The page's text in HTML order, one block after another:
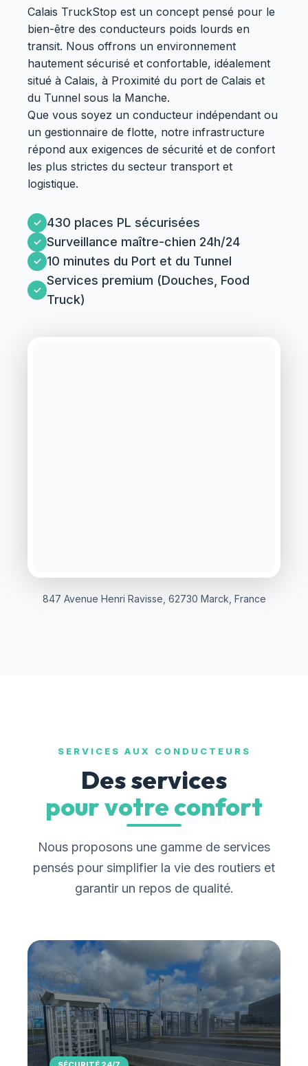
Calais TruckStop est un concept pensé pour le
bien-être des conducteurs poids lourds en
transit. Nous offrons un environnement
hautement sécurisé et confortable, idéalement
situé à Calais, à Proximité du port de Calais et
du Tunnel sous la Manche.
Que vous soyez un conducteur indépendant ou
un gestionnaire de flotte, notre infrastructure
répond aux exigences de sécurité et de confort
les plus strictes du secteur transport et
logistique.
430 places PL sécurisées
Surveillance maître-chien 24h/24
10 minutes du Port et du Tunnel
Services premium (Douches, Food
Truck)
847 Avenue Henri Ravisse, 62730 Marck, France
SERVICES AUX CONDUCTEURS
Des services
pour votre confort
Nous proposons une gamme de services
pensés pour simplifier la vie des routiers et
garantir un repos de qualité.